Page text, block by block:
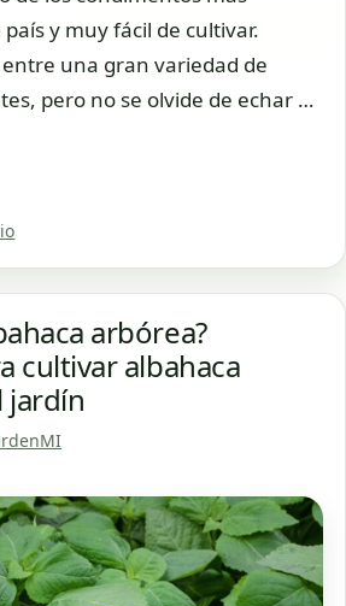
y muy fácil de cultivar.
una gran variedad de
pero no se olvide de echar …
arbórea?
cultivar albahaca
jardín